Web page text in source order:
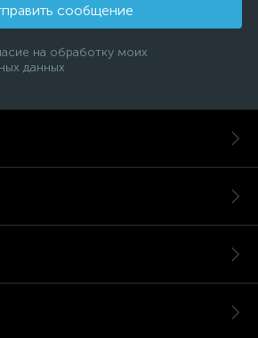
сообщение
на обработку моих
данных